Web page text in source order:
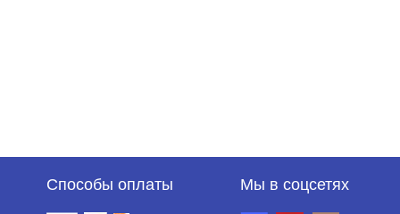
Способы оплаты Мы в соцсетях